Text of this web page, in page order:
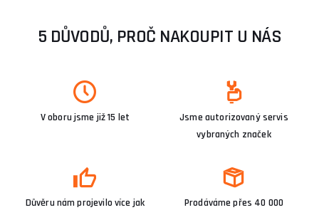
5 DŮVODŮ, PROČ NAKOUPIT U NÁS
V oboru jsme již 15 let
Jsme autorizovaný servis
vybraných značek
Důvěru nám projevilo více jak
Prodáváme přes 40 000